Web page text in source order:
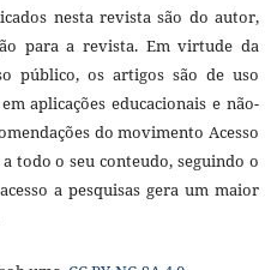
nesta revista são do autor,
para a revista. Em virtude da
público, os artigos são de uso
aplicações educacionais e não-
do movimento Acesso
todo o seu conteudo, seguindo o
a pesquisas gera um maior